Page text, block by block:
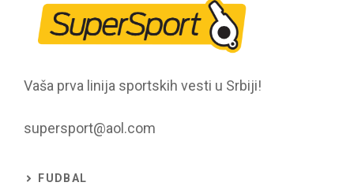
Vaša prva linija sportskih vesti u Srbiji!
supersport@aol.com
FUDBAL